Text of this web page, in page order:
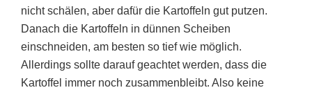
nicht schälen, aber dafür die Kartoffeln gut putzen.
Danach die Kartoffeln in dünnen Scheiben
einschneiden, am besten so tief wie möglich.
Allerdings sollte darauf geachtet werden, dass die
Kartoffel immer noch zusammenbleibt. Also keine